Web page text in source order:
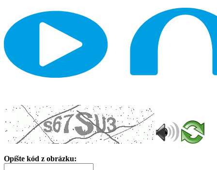
Opíšte kód z obrázku: